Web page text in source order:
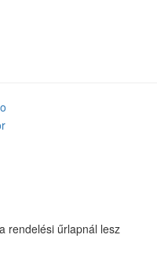
rendelési űrlapnál lesz